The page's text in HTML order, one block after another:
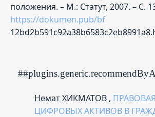
положения. – М.: Статут, 2007. – С.
https://dokumen.pub/bf
Немат ХИКМАТОВ ,
ЦИФРОВЫХ АКТИВОВ В